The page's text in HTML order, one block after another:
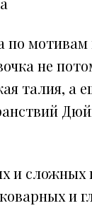
по
не
талия, а
и сложных
и